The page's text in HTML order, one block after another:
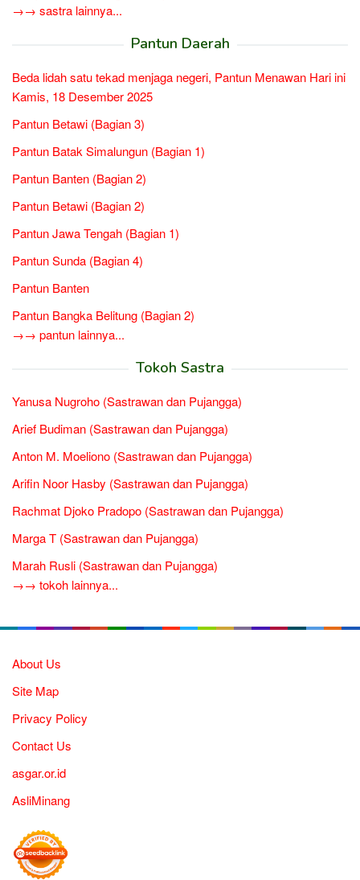
→→ sastra lainnya...
Pantun Daerah
Beda lidah satu tekad menjaga negeri, Pantun Menawan Hari ini
Kamis, 18 Desember 2025
Pantun Betawi (Bagian 3)
Pantun Batak Simalungun (Bagian 1)
Pantun Banten (Bagian 2)
Pantun Betawi (Bagian 2)
Pantun Jawa Tengah (Bagian 1)
Pantun Sunda (Bagian 4)
Pantun Banten
Pantun Bangka Belitung (Bagian 2)
→→ pantun lainnya...
Tokoh Sastra
Yanusa Nugroho (Sastrawan dan Pujangga)
Arief Budiman (Sastrawan dan Pujangga)
Anton M. Moeliono (Sastrawan dan Pujangga)
Arifin Noor Hasby (Sastrawan dan Pujangga)
Rachmat Djoko Pradopo (Sastrawan dan Pujangga)
Marga T (Sastrawan dan Pujangga)
Marah Rusli (Sastrawan dan Pujangga)
→→ tokoh lainnya...
About Us
Site Map
Privacy Policy
Contact Us
asgar.or.id
AsliMinang